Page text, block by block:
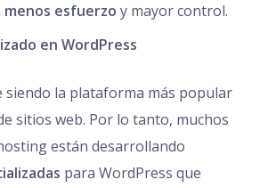
menos esfuerzo y mayor control.
en WordPress
siendo la plataforma más popular
sitios web. Por lo tanto, muchos
están desarrollando
para WordPress que